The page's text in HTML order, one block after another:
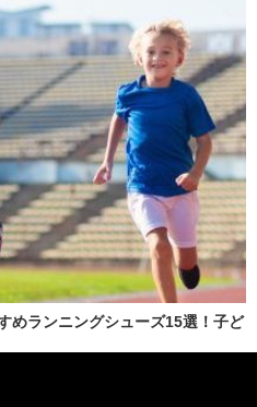
めランニングシューズ15選！子ど